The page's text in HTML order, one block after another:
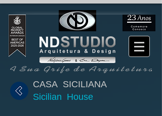
CASA SICILIANA
Sicilian House